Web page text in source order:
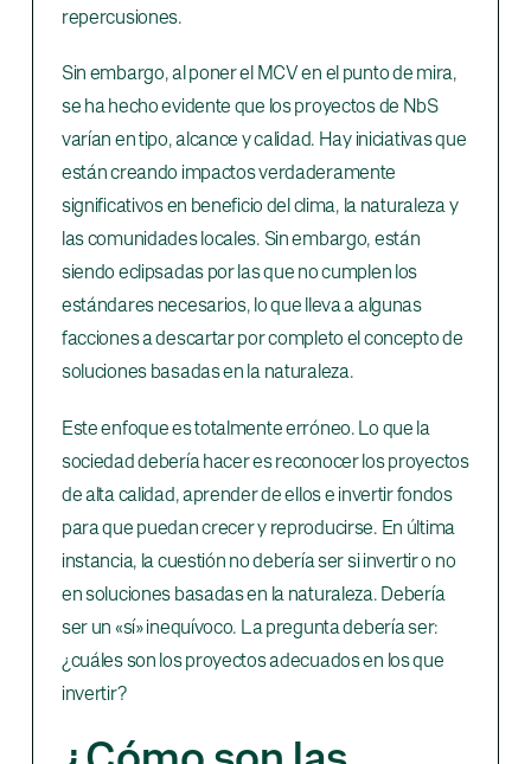
repercusiones.
Sin embargo, al poner el MCV en el punto de mira,
se ha hecho evidente que los proyectos de NbS
varían en tipo, alcance y calidad. Hay iniciativas que
están creando impactos verdaderamente
significativos en beneficio del clima, la naturaleza y
las comunidades locales. Sin embargo, están
siendo eclipsadas por las que no cumplen los
estándares necesarios, lo que lleva a algunas
facciones a descartar por completo el concepto de
soluciones basadas en la naturaleza.
Este enfoque es totalmente erróneo. Lo que la
sociedad debería hacer es reconocer los proyectos
de alta calidad, aprender de ellos e invertir fondos
para que puedan crecer y reproducirse. En última
instancia, la cuestión no debería ser si invertir o no
en soluciones basadas en la naturaleza. Debería
ser un «sí» inequívoco. La pregunta debería ser:
¿cuáles son los proyectos adecuados en los que
invertir?